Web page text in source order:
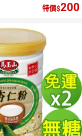
特價 200